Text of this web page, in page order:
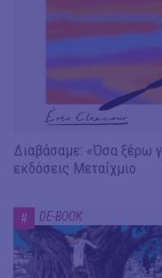
Διαβάσαμε: «Όσα ξέρω
εκδόσεις Μεταίχμιο
# DE-BOOK